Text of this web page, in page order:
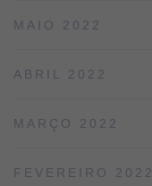
MAIO 2022
ABRIL 2022
MARÇO 2022
FEVEREIRO 2022